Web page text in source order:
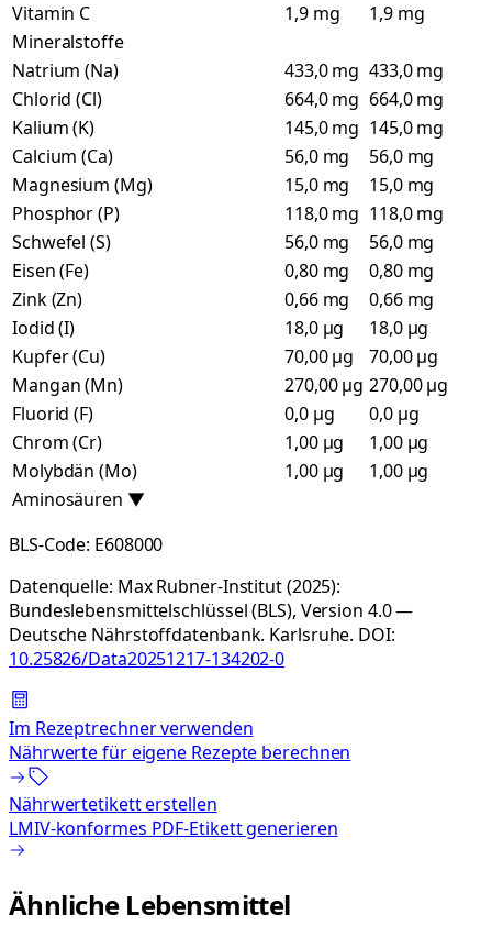
Vitamin C
1,9 mg
1,9 mg
Mineralstoffe
Natrium (Na)
433,0 mg 433,0 mg
Chlorid (Cl)
664,0 mg 664,0 mg
Kalium (K)
145,0 mg 145,0 mg
Calcium (Ca)
56,0 mg
56,0 mg
Magnesium (Mg)
15,0 mg
15,0 mg
Phosphor (P)
118,0 mg 118,0 mg
Schwefel (S)
56,0 mg
56,0 mg
Eisen (Fe)
0,80 mg
0,80 mg
Zink (Zn)
0,66 mg
0,66 mg
Iodid (I)
18,0 µg
18,0 µg
Kupfer (Cu)
70,00 µg
70,00 µg
Mangan (Mn)
270,00 µg 270,00 µg
Fluorid (F)
0,0 µg
0,0 µg
Chrom (Cr)
1,00 µg
1,00 µg
Molybdän (Mo)
1,00 µg
1,00 µg
Aminosäuren ▼
BLS-Code: E608000
Datenquelle: Max Rubner-Institut (2025):
Bundeslebensmittelschlüssel (BLS), Version 4.0 —
Deutsche Nährstoffdatenbank. Karlsruhe. DOI:
10.25826/Data20251217-134202-0
Im Rezeptrechner verwenden
Nährwerte für eigene Rezepte berechnen
Nährwertetikett erstellen
LMIV-konformes PDF-Etikett generieren
Ähnliche Lebensmittel